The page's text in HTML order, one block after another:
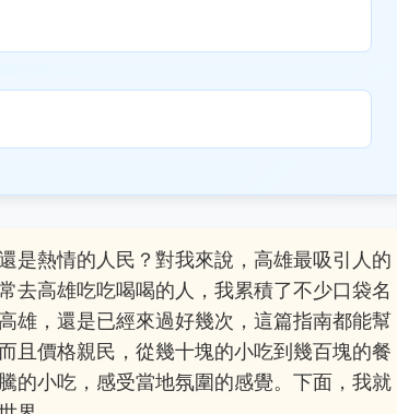
是熱情的人民？對我來說，高雄最吸引人的
去高雄吃吃喝喝的人，我累積了不少口袋名
雄，還是已經來過好幾次，這篇指南都能幫
且價格親民，從幾十塊的小吃到幾百塊的餐
的小吃，感受當地氛圍的感覺。下面，我就